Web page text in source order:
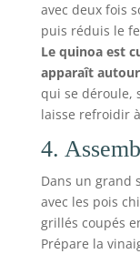
avec deux fois
puis réduis le
Le quinoa est
apparaît
qui se déroule,
laisse refroidir
4.
Dans un grand
avec les pois
grillés coupés
Prépare la